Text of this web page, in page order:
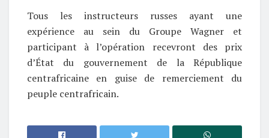
Tous les instructeurs russes ayant une
expérience au sein du Groupe Wagner et
participant à l’opération recevront des prix
d’État du gouvernement de la République
centrafricaine en guise de remerciement du
peuple centrafricain.